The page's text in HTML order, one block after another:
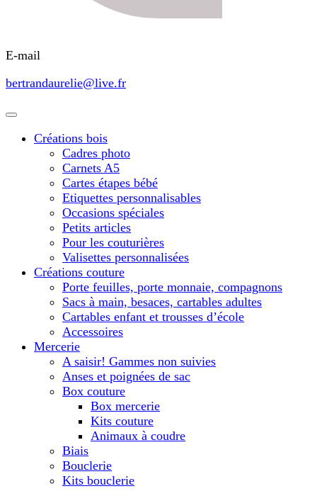
E-mail
bertrandaurelie@live.fr
Créations bois
Cadres photo
Carnets A5
Cartes étapes bébé
Etiquettes personnalisables
Occasions spéciales
Petits articles
Pour les couturières
Valisettes personnalisées
Créations couture
Porte feuilles, porte monnaie, compagnons
Sacs à main, besaces, cartables adultes
Cartables enfant et trousses d’école
Accessoires
Mercerie
A saisir! Gammes non suivies
Anses et poignées de sac
Box couture
Box mercerie
Kits couture
Animaux à coudre
Biais
Bouclerie
Kits bouclerie